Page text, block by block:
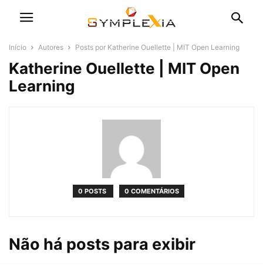
Início Autores Posts por Katherine Ouellette | MIT Open Learning
Katherine Ouellette | MIT Open
Learning
0 POSTS 0 COMENTÁRIOS
Não há posts para exibir